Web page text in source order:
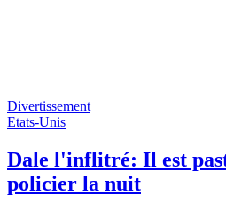
Divertissement
Etats-Unis
Dale l'inflitré: Il est
policier la nuit